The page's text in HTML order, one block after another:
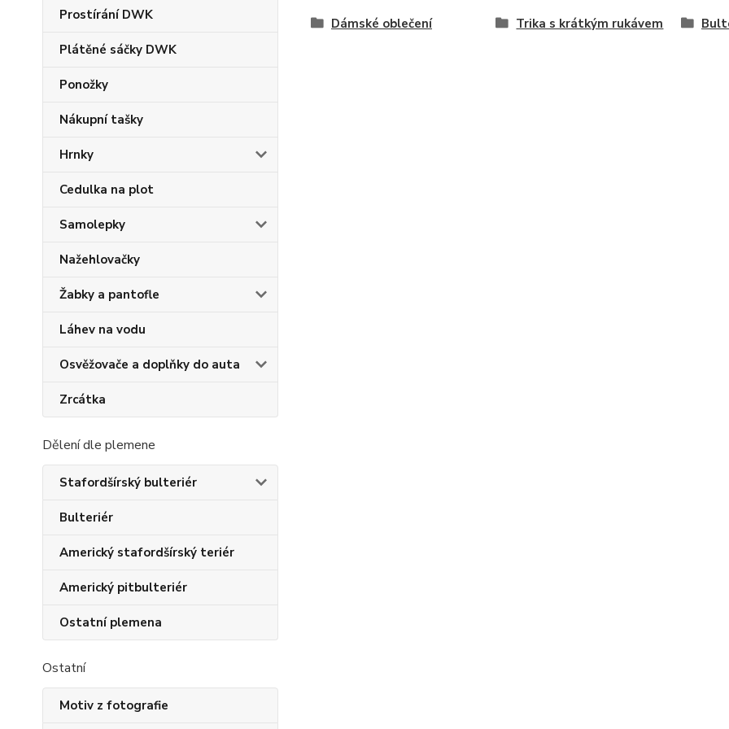
Prostírání DWK
Plátěné sáčky DWK
Ponožky
Nákupní tašky
Hrnky
Cedulka na plot
Samolepky
Nažehlovačky
Žabky a pantofle
Láhev na vodu
Osvěžovače a doplňky do auta
Zrcátka
Dělení dle plemene
Stafordšírský bulteriér
Bulteriér
Americký stafordšírský teriér
Americký pitbulteriér
Ostatní plemena
Ostatní
Motiv z fotografie
Dámské oblečení Trika s krátkým rukávem